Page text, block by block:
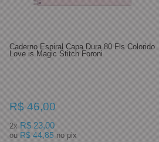
Caderno Espiral Capa Dura 80 Fls Colorido
Love is Magic Stitch Foroni
R$ 46,00
2x R$ 23,00
ou R$ 44,85 no pix